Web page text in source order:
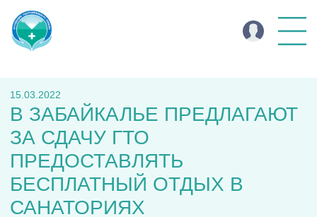
15.03.2022
В ЗАБАЙКАЛЬЕ ПРЕДЛАГАЮТ
ЗА СДАЧУ ГТО
ПРЕДОСТАВЛЯТЬ
БЕСПЛАТНЫЙ ОТДЫХ В
САНАТОРИЯХ